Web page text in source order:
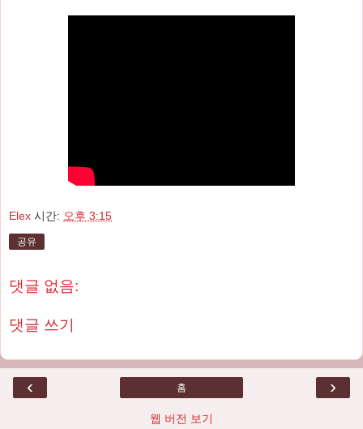
Elex 시간: 오후 3:15
공유
댓글 없음:
댓글 쓰기
‹ ›
홈
웹 버전 보기